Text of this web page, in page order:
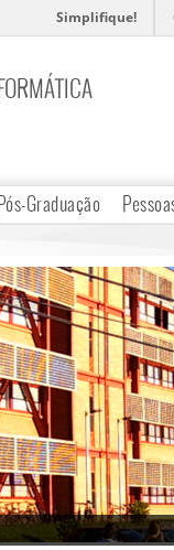
Simplifique!
Graduação